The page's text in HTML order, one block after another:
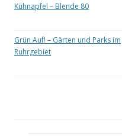
Kühnapfel – Blende 80
Grün Auf! – Gärten und Parks im
Ruhrgebiet